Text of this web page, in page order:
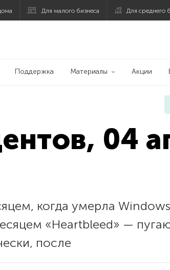
Для малого бизнеса Для среднего
Поддержка Материалы Акции
04
когда умерла
«Heartbleed» —
после